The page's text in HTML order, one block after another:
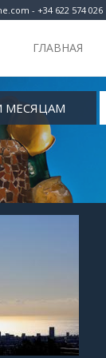
- +34 622 574 026
ГЛАВНАЯ
МЕСЯЦАМ